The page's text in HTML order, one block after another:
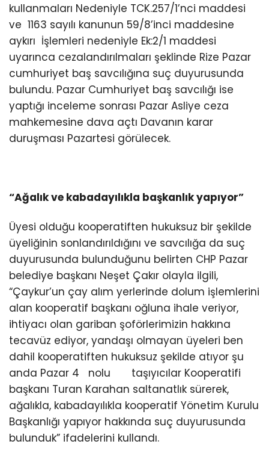
kullanmaları Nedeniyle TCK.257/1’nci maddesi
ve 1163 sayılı kanunun 59/8’inci maddesine
aykırı İşlemleri nedeniyle Ek:2/1 maddesi
uyarınca cezalandırılmaları şeklinde Rize Pazar
cumhuriyet baş savcılığına suç duyurusunda
bulundu. Pazar Cumhuriyet baş savcılığı ise
yaptığı inceleme sonrası Pazar Asliye ceza
mahkemesine dava açtı Davanın karar
duruşması Pazartesi görülecek.
“Ağalık ve kabadayılıkla başkanlık yapıyor”
Üyesi olduğu kooperatiften hukuksuz bir şekilde
üyeliğinin sonlandırıldığını ve savcılığa da suç
duyurusunda bulunduğunu belirten CHP Pazar
belediye başkanı Neşet Çakır olayla ilgili,
“Çaykur’un çay alım yerlerinde dolum işlemlerini
alan kooperatif başkanı oğluna ihale veriyor,
ihtiyacı olan gariban şoförlerimizin hakkına
tecavüz ediyor, yandaşı olmayan üyeleri ben
dahil kooperatiften hukuksuz şekilde atıyor şu
anda Pazar 4 nolu taşıyıcılar Kooperatifi
başkanı Turan Karahan saltanatlık sürerek,
ağalıkla, kabadayılıkla kooperatif Yönetim Kurulu
Başkanlığı yapıyor hakkında suç duyurusunda
bulunduk” ifadelerini kullandı.